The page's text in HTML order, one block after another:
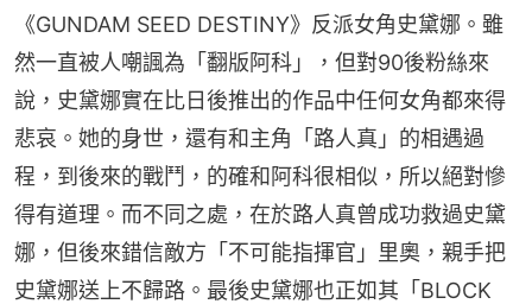
《GUNDAM SEED DESTINY》反派女角史黛娜。雖
然一直被人嘲諷為「翻版阿科」，但對90後粉絲來
說，史黛娜實在比日後推出的作品中任何女角都來得
悲哀。她的身世，還有和主角「路人真」的相遇過
程，到後來的戰鬥，的確和阿科很相似，所以絕對慘
得有道理。而不同之處，在於路人真曾成功救過史黛
娜，但後來錯信敵方「不可能指揮官」里奧，親手把
史黛娜送上不歸路。最後史黛娜也正如其「BLOCK